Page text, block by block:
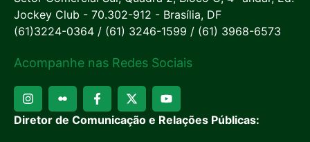
Jockey Club - 70.302-912 - Brasília, DF
(61)3224-0364 / (61) 3246-1599 / (61) 3968-6573
Acompanhe nas Redes Sociais
Diretor de Comunicação e Relações Públicas: